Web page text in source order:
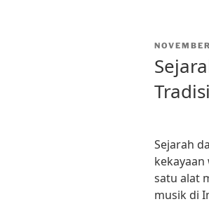
POSTED
Sejarah
satu alat
musik di